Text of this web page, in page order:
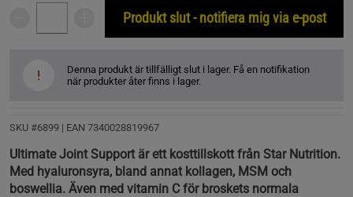
Produkt slut - notifiera mig via e-post
!
Denna produkt är tillfälligt slut i lager. Få en notifikation
när produkter åter finns i lager.
SKU #6899 | EAN 7340028819967
Ultimate Joint Support är ett kosttillskott från Star Nutrition.
Med hyaluronsyra, bland annat kollagen, MSM och
boswellia. Även med vitamin C för broskets normala